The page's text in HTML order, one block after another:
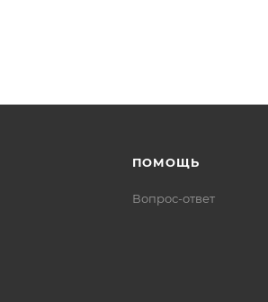
ПОМОЩЬ
Вопрос-ответ